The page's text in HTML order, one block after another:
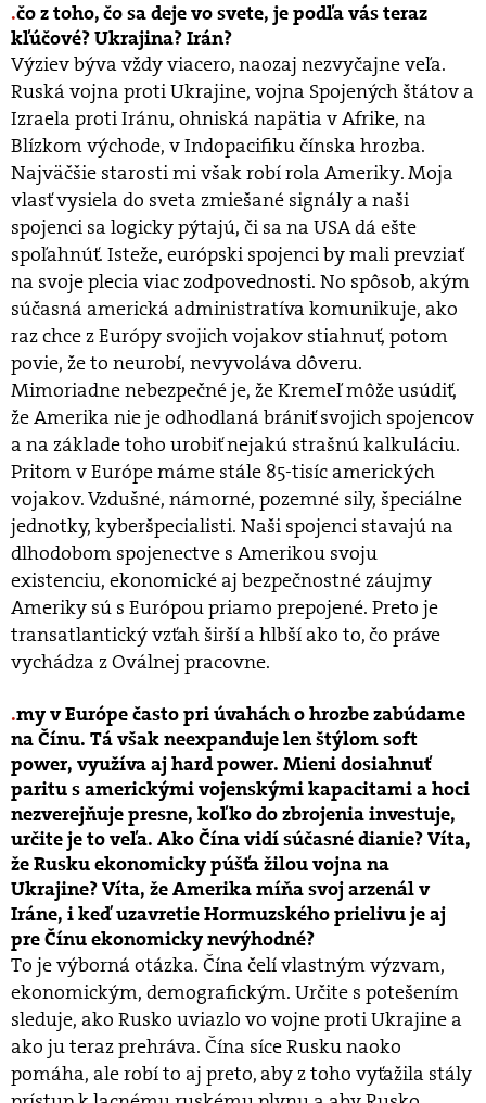
čo z toho, čo sa deje vo svete, je podľa vás teraz
kľúčové? Ukrajina? Irán?
Výziev býva vždy viacero, naozaj nezvyčajne veľa.
Ruská vojna proti Ukrajine, vojna Spojených štátov a
Izraela proti Iránu, ohniská napätia v Afrike, na
Blízkom východe, v Indopacifiku čínska hrozba.
Najväčšie starosti mi však robí rola Ameriky. Moja
vlasť vysiela do sveta zmiešané signály a naši
spojenci sa logicky pýtajú, či sa na USA dá ešte
spoľahnúť. Isteže, európski spojenci by mali prevziať
na svoje plecia viac zodpovednosti. No spôsob, akým
súčasná americká administratíva komunikuje, ako
raz chce z Európy svojich vojakov stiahnuť, potom
povie, že to neurobí, nevyvoláva dôveru.
Mimoriadne nebezpečné je, že Kremeľ môže usúdiť,
že Amerika nie je odhodlaná brániť svojich spojencov
a na základe toho urobiť nejakú strašnú kalkuláciu.
Pritom v Európe máme stále 85-tisíc amerických
vojakov. Vzdušné, námorné, pozemné sily, špeciálne
jednotky, kyberšpecialisti. Naši spojenci stavajú na
dlhodobom spojenectve s Amerikou svoju
existenciu, ekonomické aj bezpečnostné záujmy
Ameriky sú s Európou priamo prepojené. Preto je
transatlantický vzťah širší a hlbší ako to, čo práve
vychádza z Oválnej pracovne.
my v Európe často pri úvahách o hrozbe zabúdame
na Čínu. Tá však neexpanduje len štýlom soft
power, využíva aj hard power. Mieni dosiahnuť
paritu s americkými vojenskými kapacitami a hoci
nezverejňuje presne, koľko do zbrojenia investuje,
určite je to veľa. Ako Čína vidí súčasné dianie? Víta,
že Rusku ekonomicky púšťa žilou vojna na
Ukrajine? Víta, že Amerika míňa svoj arzenál v
Iráne, i keď uzavretie Hormuzského prielivu je aj
pre Čínu ekonomicky nevýhodné?
To je výborná otázka. Čína čelí vlastným výzvam,
ekonomickým, demografickým. Určite s potešením
sleduje, ako Rusko uviazlo vo vojne proti Ukrajine a
ako ju teraz prehráva. Čína síce Rusku naoko
pomáha, ale robí to aj preto, aby z toho vyťažila stály